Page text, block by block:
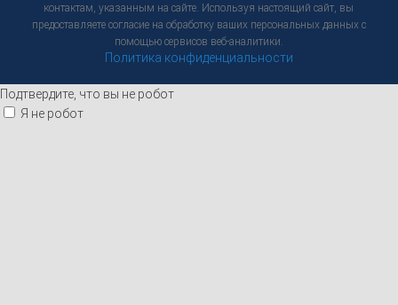
контактам, указанным на сайте. Используя настоящий сайт, вы
предоставляете согласие на обработку ваших персональных данных с
помощью сервисов веб-аналитики.
Политика конфиденциальности
Подтвердите, что вы не робот
Я не робот